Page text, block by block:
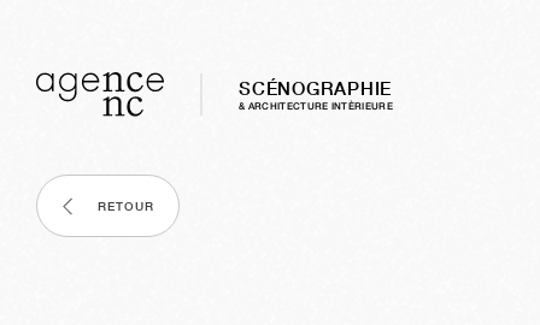
SCÉNOGRAPHIE
& ARCHITECTURE INTÈRIEURE
RETOUR